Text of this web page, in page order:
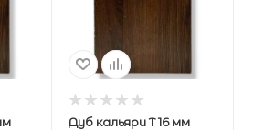
Дуб кальяри Т 16 мм